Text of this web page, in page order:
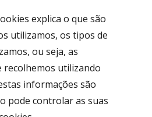
explica o que são
utilizamos, os tipos de
ou seja, as
recolhemos utilizando
informações são
pode controlar as suas